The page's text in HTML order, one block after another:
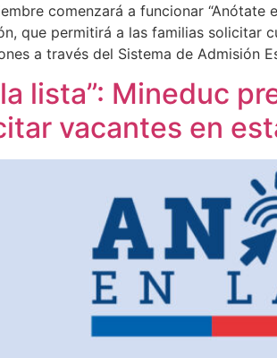
comenzará a funcionar
que permitirá a las familias solicitar
a través del Sistema de Admisión
lista”: Mineduc
vacantes en